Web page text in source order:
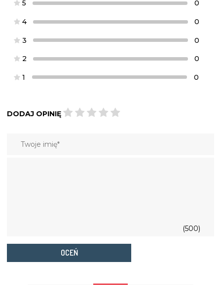
5 0
4 0
3 0
2 0
1 0
DODAJ OPINIĘ
(500)
OCEŃ